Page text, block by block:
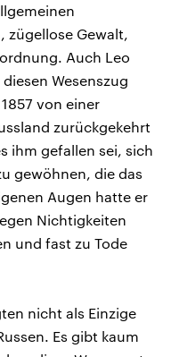
zügellose Gewalt,
Auch Leo
Wesenszug
von einer
zurückgekehrt
ihm gefallen sei, sich
gewöhnen, die das
Augen hatte er
Nichtigkeiten
und fast zu Tode
nicht als Einzige
Es gibt kaum